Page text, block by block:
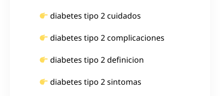
diabetes tipo 2 cuidados
diabetes tipo 2 complicaciones
diabetes tipo 2 definicion
diabetes tipo 2 sintomas